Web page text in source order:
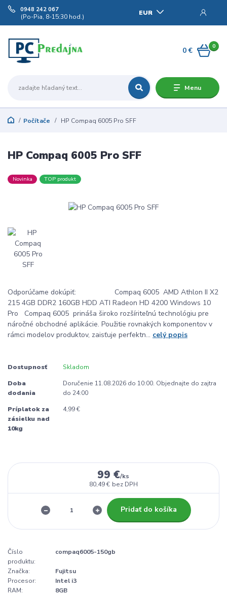
Menu
EUR
0948 242 067
(Po-Pia, 8-15:30 hod.)
0
0 €
Počítače HP Compaq 6005 Pro SFF
HP Compaq 6005 Pro SFF
Novinka TOP produkt
Odporúčame dokúpiť: Compaq 6005 AMD Athlon II X2
215 4GB DDR2 160GB HDD ATI Radeon HD 4200 Windows 10
Pro Compaq 6005 prináša široko rozšíriteľnú technológiu pre
náročné obchodné aplikácie. Použitie rovnakých komponentov v
rámci modelov produktov, zaisťuje perfektn... celý popis
Dostupnosť Skladom
Doba
dodania
Doručenie 11.08.2026 do 10:00. Objednajte do zajtra
do 24:00
Príplatok za
zásielku nad
10kg
4,99 €
99 €/ks
80,49 € bez DPH
Pridať do košíka
Číslo
produktu:
compaq6005-150gb
Značka:
Fujitsu
Procesor:
Intel i3
RAM:
8GB